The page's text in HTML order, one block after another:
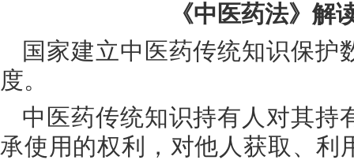
《中医药法》解
国家建立中医药传统知识保护
度。
中医药传统知识持有人对其持
承使用的权利，对他人获取、利